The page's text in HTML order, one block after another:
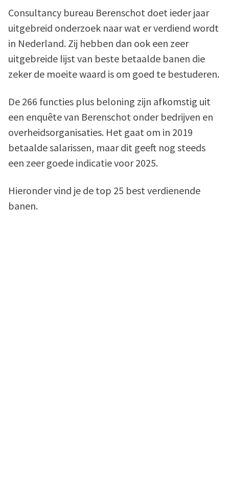
Consultancy bureau Berenschot doet ieder jaar
uitgebreid onderzoek naar wat er verdiend wordt
in Nederland. Zij hebben dan ook een zeer
uitgebreide lijst van beste betaalde banen die
zeker de moeite waard is om goed te bestuderen.
De 266 functies plus beloning zijn afkomstig uit
een enquête van Berenschot onder bedrijven en
overheidsorganisaties. Het gaat om in 2019
betaalde salarissen, maar dit geeft nog steeds
een zeer goede indicatie voor 2025.
Hieronder vind je de top 25 best verdienende
banen.